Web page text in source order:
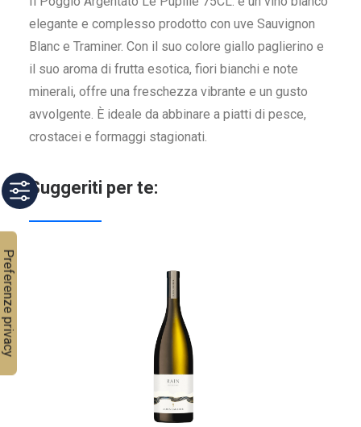
elegante e complesso prodotto con uve Sauvignon
Blanc e Traminer. Con il suo colore giallo paglierino e
il suo aroma di frutta esotica, fiori bianchi e note
minerali, offre una freschezza vibrante e un gusto
avvolgente. È ideale da abbinare a piatti di pesce,
crostacei e formaggi stagionati.
Suggeriti per te: